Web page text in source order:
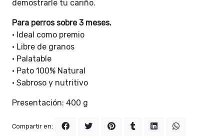
demostrarle tu cariño.
Para perros sobre 3 meses.
• Ideal como premio
• Libre de granos
• Palatable
• Pato 100% Natural
• Sabroso y nutritivo
Presentación: 400 g
Compartir en: